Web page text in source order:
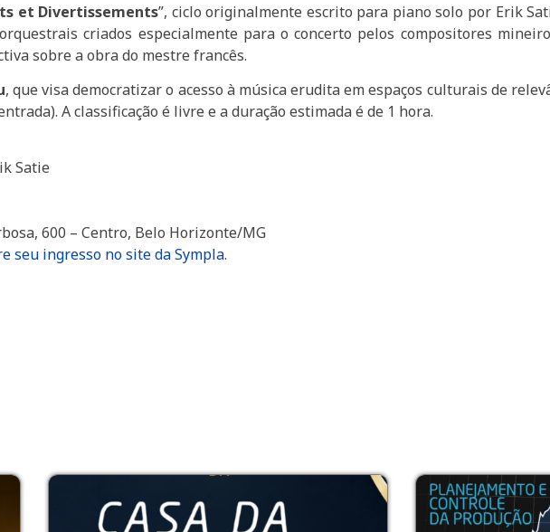
et Divertissements”, ciclo originalmente escrito para piano solo por Erik
criados especialmente para o concerto pelos compositores
sobre a obra do mestre francês.
, que visa democratizar o acesso à música erudita em espaços culturais de
A classificação é livre e a duração estimada é de 1 hora.
Satie
600 – Centro, Belo Horizonte/MG
seu ingresso no site da Sympla.